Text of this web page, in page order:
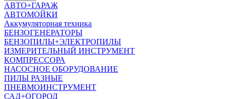
АВТО+ГАРАЖ
АВТОМОЙКИ
Аккумуляторная техника
БЕНЗОГЕНЕРАТОРЫ
БЕНЗОПИЛЫ+ЭЛЕКТРОПИЛЫ
ИЗМЕРИТЕЛЬНЫЙ ИНСТРУМЕНТ
КОМПРЕССОРА
НАСОСНОЕ ОБОРУДОВАНИЕ
ПИЛЫ РАЗНЫЕ
ПНЕВМОИНСТРУМЕНТ
САД+ОГОРОД